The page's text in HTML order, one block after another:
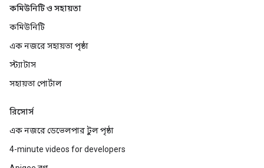
কমিউনিটি ও সহায়তা
কমিউনিটি
এক নজরে সহায়তা পৃষ্ঠা
স্ট্যাটাস
সহায়তা পোর্টাল
রিসোর্স
এক নজরে ডেভেলপার টুল পৃষ্ঠা
4-minute videos for developers